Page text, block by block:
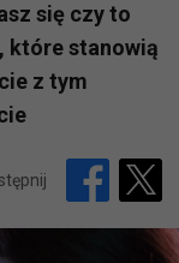
się czy to
które stanowią
z tym